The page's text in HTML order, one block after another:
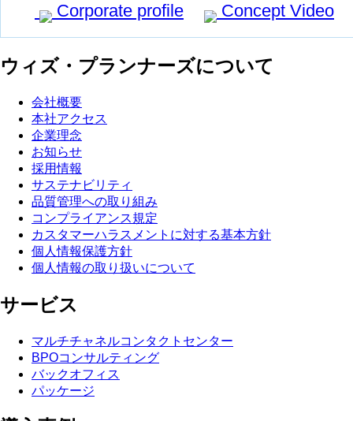
Corporate profile Concept Video
ウィズ・プランナーズについて
会社概要
本社アクセス
企業理念
お知らせ
採用情報
サステナビリティ
品質管理への取り組み
コンプライアンス規定
カスタマーハラスメントに対する基本方針
個人情報保護方針
個人情報の取り扱いについて
サービス
マルチチャネルコンタクトセンター
BPOコンサルティング
バックオフィス
パッケージ